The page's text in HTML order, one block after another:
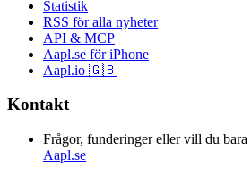
Statistik
RSS för alla nyheter
API & MCP
Aapl.se för iPhone
Aapl.io 🇬🇧
Kontakt
Frågor, funderinger eller vill du bara
Aapl.se